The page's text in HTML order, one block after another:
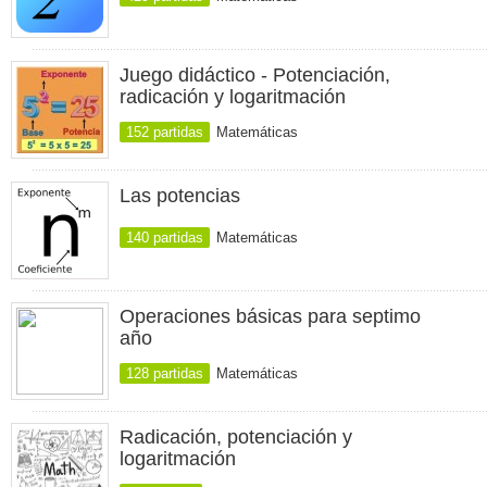
Juego didáctico - Potenciación,
radicación y logaritmación
152 partidas Matemáticas
Las potencias
140 partidas Matemáticas
Operaciones básicas para septimo
año
128 partidas Matemáticas
Radicación, potenciación y
logaritmación